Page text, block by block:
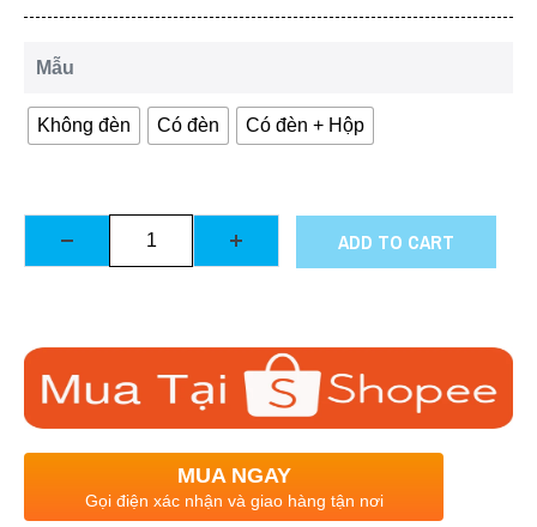
Mẫu
Không đèn Có đèn Có đèn + Hộp
ADD TO CART
MUA NGAY
Gọi điện xác nhận và giao hàng tận nơi